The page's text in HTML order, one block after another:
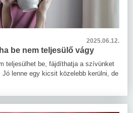
2025.06.12.
be nem teljesülő vágy
teljesülhet be, fájdíthatja a szívünket
Jó lenne egy kicsit közelebb kerülni, de